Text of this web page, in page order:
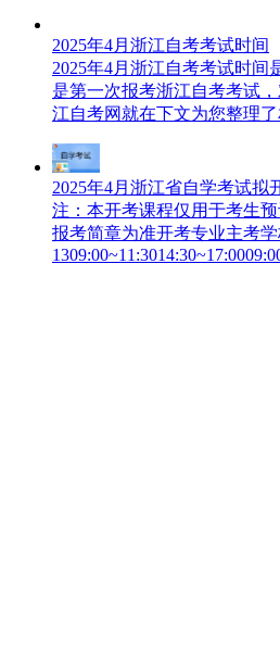
2025年4月浙江自考考试时间
2025年4月浙江自考考试时间
是第一次报考浙江自考考试
江自考网就在下文为您整理
2025年4月浙江省自学考试拟
注：本开考课程仅用于考生
报考简章为准开考专业主考学